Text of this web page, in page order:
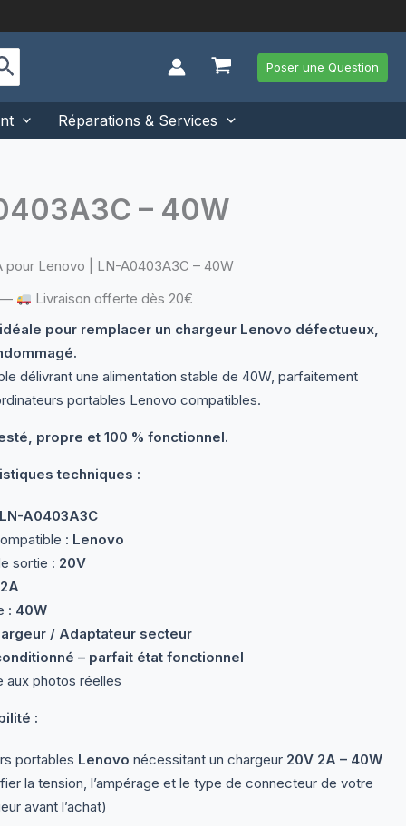
Poser une Question
Réparations & Services
– 40W
pour Lenovo | LN-A0403A3C – 40W
Livraison offerte dès 20€
pour remplacer un chargeur Lenovo défectueux,
délivrant une alimentation stable de 40W, parfaitement
portables Lenovo compatibles.
propre et 100 % fonctionnel.
techniques :
A0403A3C
: Lenovo
sortie : 20V
2A
: 40W
/ Adaptateur secteur
– parfait état fonctionnel
photos réelles
:
portables Lenovo nécessitant un chargeur 20V 2A – 40W
la tension, l’ampérage et le type de connecteur de votre
avant l’achat)